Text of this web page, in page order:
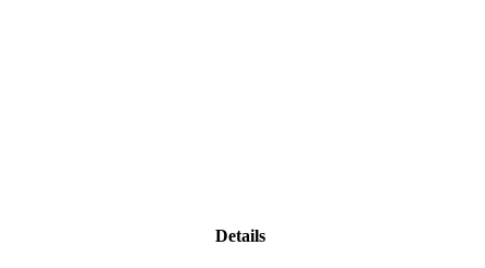
Details